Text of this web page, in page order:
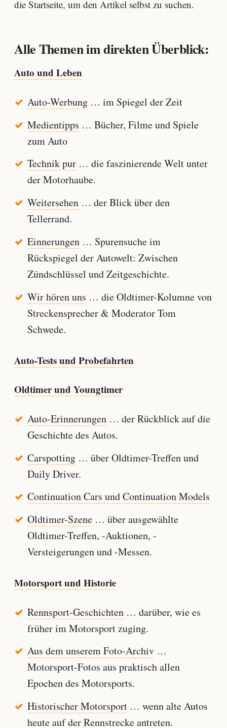
die Startseite, um den Artikel selbst zu suchen.
Alle Themen im direkten Überblick:
Auto und Leben
Auto-Werbung… im Spiegel der Zeit
Medientipps … Bücher, Filme und Spiele
zum Auto
Technik pur… die faszinierende Welt unter
der Motorhaube.
Weitersehen… der Blick über den
Tellerrand.
Einnerungen… Spurensuche im
Rückspiegel der Autowelt: Zwischen
Zündschlüssel und Zeitgeschichte.
Wir hören uns … die Oldtimer-Kolumne von
Streckensprecher & Moderator Tom
Schwede.
Auto-Tests und Probefahrten
Oldtimer und Youngtimer
Auto-Erinnerungen… der Rückblick auf die
Geschichte des Autos.
Carspotting… über Oldtimer-Treffen und
Daily Driver.
Continuation Cars und Continuation Models
Oldtimer-Szene… über ausgewählte
Oldtimer-Treffen, -Auktionen, -
Versteigerungen und -Messen.
Motorsport und Historie
Rennsport-Geschichten… darüber, wie es
früher im Motorsport zuging.
Aus dem unserem Foto-Archiv…
Motorsport-Fotos aus praktisch allen
Epochen des Motorsports.
Historischer Motorsport… wenn alte Autos
heute auf der Rennstrecke antreten.